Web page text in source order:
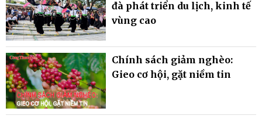
đà phát triển du lịch, kinh tế
vùng cao
Chính sách giảm nghèo:
Gieo cơ hội, gặt niềm tin